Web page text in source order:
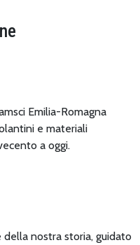
Emilia-Romagna
e materiali
a oggi.
nostra storia, guidato